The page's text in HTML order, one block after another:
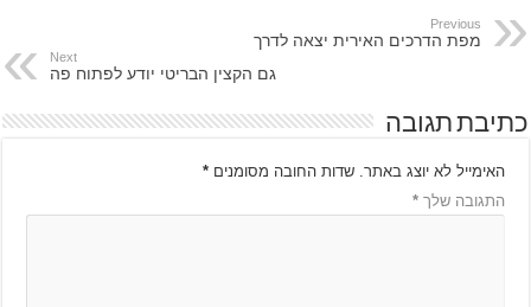
Previous
מפת הדרכים האירית יצאה לדרך
Next
גם הקצין הבריטי יודע לפתוח פה
כתיבת תגובה
האימייל לא יוצג באתר. שדות החובה מסומנים*
התגובה שלך*